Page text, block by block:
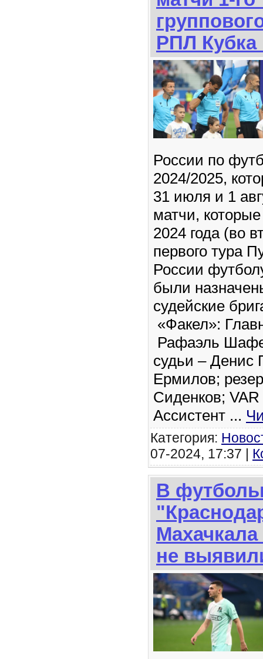
РПЛ Кубка
России по
2024/2025,
31 июля и 1
матчи,
2024 года (во
первого тура
России
были
судейские
«Факел»:
Рафаэль
судьи – Денис
Ермилов;
Сиденков;
Ассистент ...
Категория:
07-2024, 17:37 |
В
не